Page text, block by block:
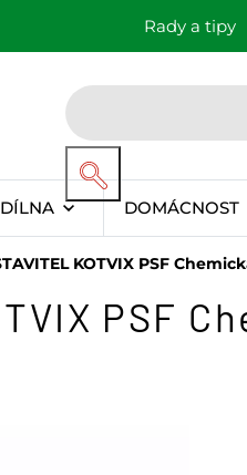
Rady a tipy
DÍLNA DOMÁCNOST
KOTVIX PSF
PSF